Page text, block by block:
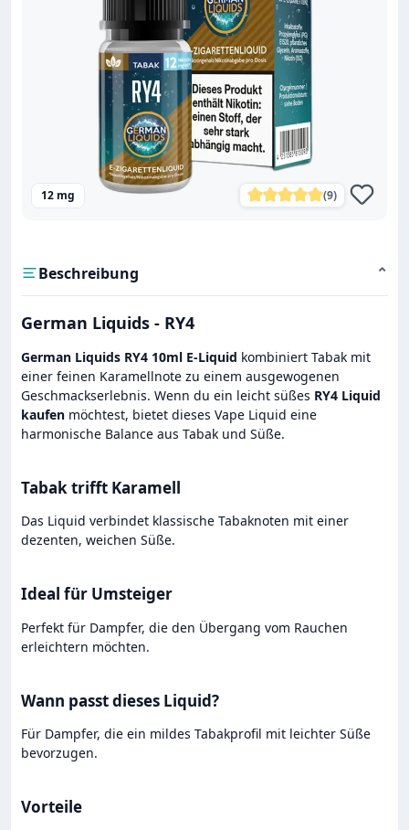
Durchschnittliche
(9)
12 mg
Beschreibung ⌄
German Liquids - RY4
German Liquids RY4 10ml E-Liquid kombiniert Tabak mit
einer feinen Karamellnote zu einem ausgewogenen
Geschmackserlebnis. Wenn du ein leicht süßes RY4 Liquid
kaufen möchtest, bietet dieses Vape Liquid eine
harmonische Balance aus Tabak und Süße.
Tabak trifft Karamell
Das Liquid verbindet klassische Tabaknoten mit einer
dezenten, weichen Süße.
Ideal für Umsteiger
Perfekt für Dampfer, die den Übergang vom Rauchen
erleichtern möchten.
Wann passt dieses Liquid?
Für Dampfer, die ein mildes Tabakprofil mit leichter Süße
bevorzugen.
Vorteile